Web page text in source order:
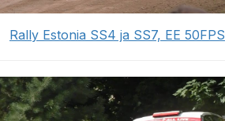
Rally Estonia SS4 ja SS7, EE 50FPS